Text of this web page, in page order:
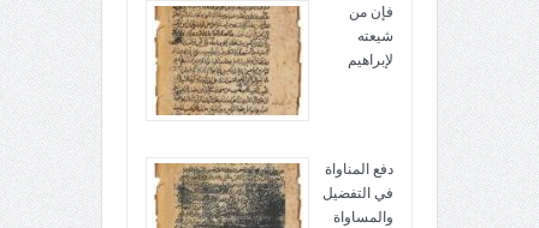
فإن من
شيعته
لإبراهيم
دفع المناواة
في التفضيل
والمساواة